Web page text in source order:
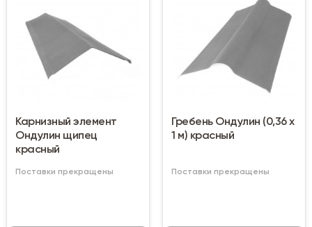
Карнизный элемент
Ондулин щипец
красный
Поставки прекращены
Гребень Ондулин (0,36 х
1 м) красный
Поставки прекращены